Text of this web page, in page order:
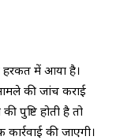
में आया है।
की जांच कराई
पुष्टि होती है तो
की जाएगी।